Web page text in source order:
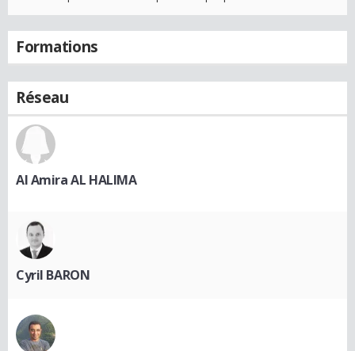
Formations
Réseau
Al Amira AL HALIMA
Cyril BARON